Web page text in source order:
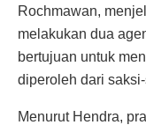
Rochmawan,
melakukan dua
bertujuan untuk
diperoleh dari
Menurut Hendra,